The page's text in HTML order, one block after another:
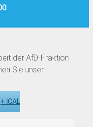
der AfD-Fraktion
Sie unser
+ ICAL